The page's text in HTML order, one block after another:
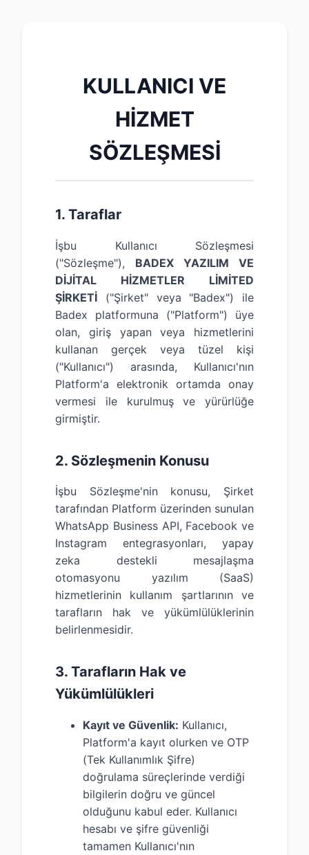
KULLANICI VE
HİZMET
SÖZLEŞMESİ
1. Taraflar
İşbu Kullanıcı Sözleşmesi
("Sözleşme"), BADEX YAZILIM VE
DİJİTAL HİZMETLER LİMİTED
ŞİRKETİ ("Şirket" veya "Badex") ile
Badex platformuna ("Platform") üye
olan, giriş yapan veya hizmetlerini
kullanan gerçek veya tüzel kişi
("Kullanıcı") arasında, Kullanıcı'nın
Platform'a elektronik ortamda onay
vermesi ile kurulmuş ve yürürlüğe
girmiştir.
2. Sözleşmenin Konusu
İşbu Sözleşme'nin konusu, Şirket
tarafından Platform üzerinden sunulan
WhatsApp Business API, Facebook ve
Instagram entegrasyonları, yapay
zeka destekli mesajlaşma
otomasyonu yazılım (SaaS)
hizmetlerinin kullanım şartlarının ve
tarafların hak ve yükümlülüklerinin
belirlenmesidir.
3. Tarafların Hak ve
Yükümlülükleri
Kayıt ve Güvenlik: Kullanıcı,
Platform'a kayıt olurken ve OTP
(Tek Kullanımlık Şifre)
doğrulama süreçlerinde verdiği
bilgilerin doğru ve güncel
olduğunu kabul eder. Kullanıcı
hesabı ve şifre güvenliği
tamamen Kullanıcı'nın